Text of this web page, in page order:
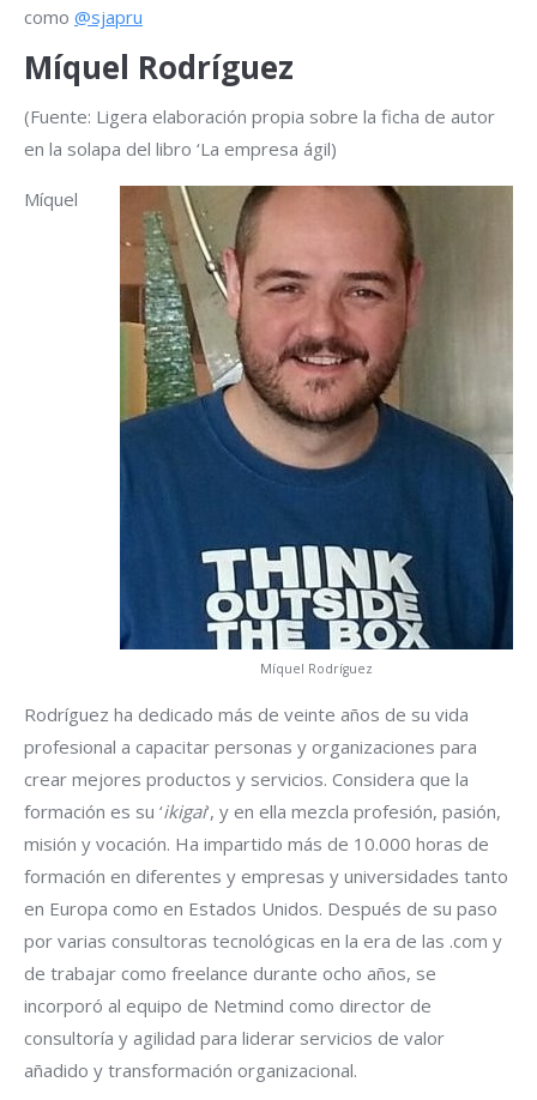
como @sjapru
Míquel Rodríguez
(Fuente: Ligera elaboración propia sobre la ficha de autor
en la solapa del libro ‘La empresa ágil)
Míquel Rodríguez
Míquel
Rodríguez ha dedicado más de veinte años de su vida
profesional a capacitar personas y organizaciones para
crear mejores productos y servicios. Considera que la
formación es su ‘ikigai‘, y en ella mezcla profesión, pasión,
misión y vocación. Ha impartido más de 10.000 horas de
formación en diferentes y empresas y universidades tanto
en Europa como en Estados Unidos. Después de su paso
por varias consultoras tecnológicas en la era de las .com y
de trabajar como freelance durante ocho años, se
incorporó al equipo de Netmind como director de
consultoría y agilidad para liderar servicios de valor
añadido y transformación organizacional.